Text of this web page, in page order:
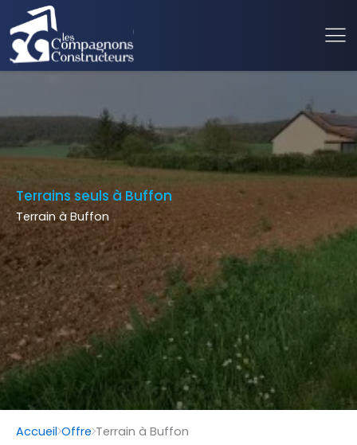
Terrains seuls à Buffon
Terrain à Buffon
Accueil Offre Terrain à Buffon